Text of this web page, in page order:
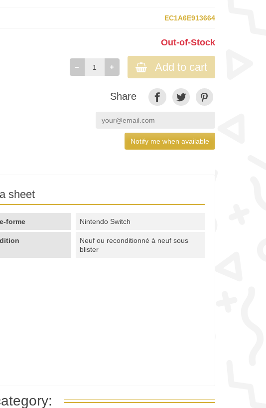
EC1A6E913664
Out-of-Stock
Add to cart
Share
Notify me when available
sheet
forme Nintendo Switch
Neuf ou reconditionné à neuf sous
blister